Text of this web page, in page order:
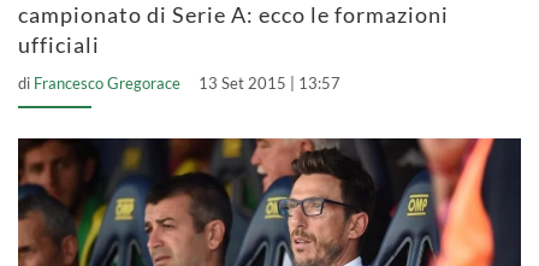
campionato di Serie A: ecco le formazioni
ufficiali
di Francesco Gregorace 13 Set 2015 | 13:57